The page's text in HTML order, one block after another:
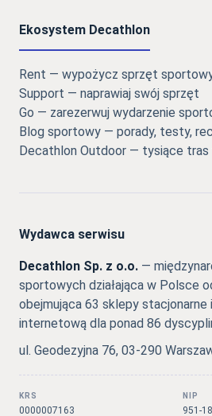
Ekosystem Decathlon
Rent — wypożycz sprzęt
Support — naprawiaj swój sprzęt
Go — zarezerwuj wydarzenie
Blog sportowy — porady, testy,
Decathlon Outdoor — tysiące
Wydawca serwisu
Decathlon Sp. z o.o. —
sportowych działająca w Polsce
obejmująca 63 sklepy stacjonarne
internetową dla ponad 86
ul. Geodezyjna 76, 03-290
KRS
0000007163
NIP
951-